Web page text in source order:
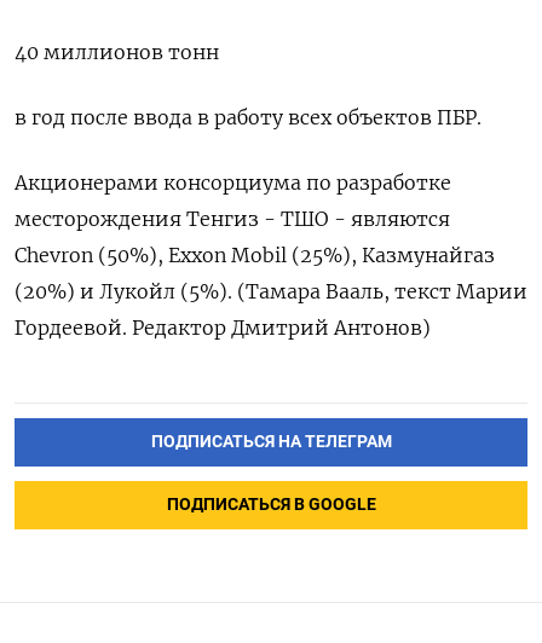
40 миллионов тонн
в год после ввода в работу всех объектов ПБР.
Акционерами консорциума по разработке
месторождения Тенгиз - ТШО - являются
Chevron (50%), Exxon Mobil (25%), Казмунайгаз
(20%) и Лукойл (5%). (Тамара Вааль, текст Марии
Гордеевой. Редактор Дмитрий Антонов)
ПОДПИСАТЬСЯ НА ТЕЛЕГРАМ
ПОДПИСАТЬСЯ В GOOGLE